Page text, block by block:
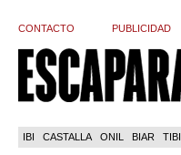
CONTACTO PUBLICIDAD
IBI CASTALLA ONIL BIAR TIBI